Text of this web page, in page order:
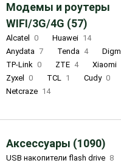
Модемы и роутеры
WIFI/3G/4G (57)
Alcatel 0 Huawei 14
Anydata 7 Tenda 4
TP-Link 0 ZTE 4 Xiaomi
Zyxel
0 TCL 1 Cudy 0
Netcraze 14
Аксессуары (1090)
USB накопители flash drive 8